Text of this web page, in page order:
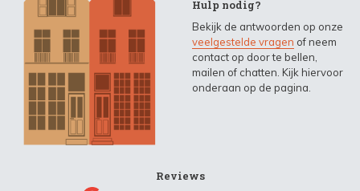
Hulp nodig?
Bekijk de antwoorden op onze
veelgestelde vragen of neem
contact op door te bellen,
mailen of chatten. Kijk hiervoor
onderaan op de pagina.
Reviews